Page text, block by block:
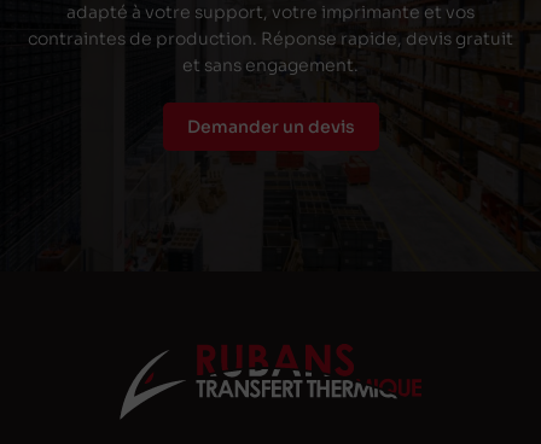
adapté à votre support, votre imprimante et vos
contraintes de production. Réponse rapide, devis gratuit
et sans engagement.
Demander un devis